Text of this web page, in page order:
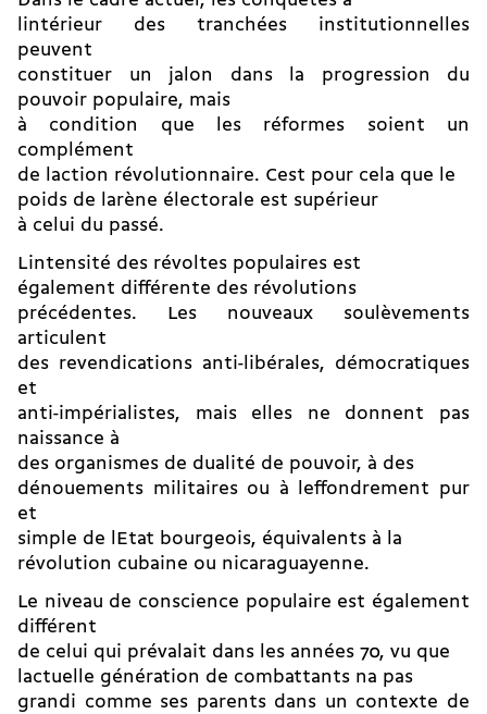
lintérieur des tranchées institutionnelles
peuvent
constituer un jalon dans la progression du
pouvoir populaire, mais
à condition que les réformes soient un
complément
de laction révolutionnaire. Cest pour cela que le
poids de larène électorale est supérieur
à celui du passé.
Lintensité des révoltes populaires est
également différente des révolutions
précédentes. Les nouveaux soulèvements
articulent
des revendications anti-libérales, démocratiques
et
anti-impérialistes, mais elles ne donnent pas
naissance à
des organismes de dualité de pouvoir, à des
dénouements militaires ou à leffondrement pur
et
simple de lEtat bourgeois, équivalents à la
révolution cubaine ou nicaraguayenne.
Le niveau de conscience populaire est également
différent
de celui qui prévalait dans les années 70, vu que
lactuelle génération de combattants na pas
grandi comme ses parents dans un contexte de